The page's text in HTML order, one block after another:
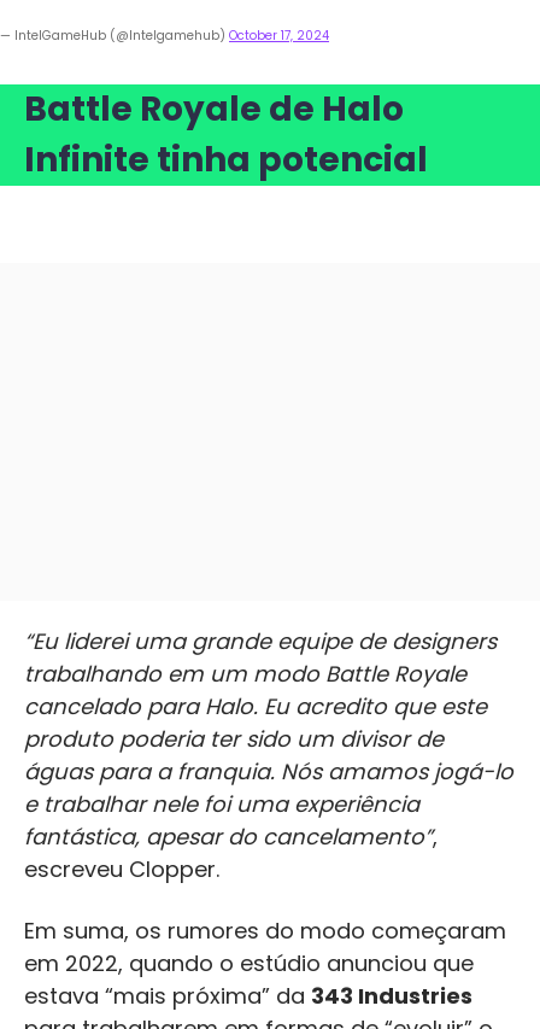
— IntelGameHub (@Intelgamehub) October 17, 2024
Battle Royale de Halo
Infinite tinha potencial
“Eu liderei uma grande equipe de designers
trabalhando em um modo Battle Royale
cancelado para Halo. Eu acredito que este
produto poderia ter sido um divisor de
águas para a franquia. Nós amamos jogá-lo
e trabalhar nele foi uma experiência
fantástica, apesar do cancelamento”,
escreveu Clopper.
Em suma, os rumores do modo começaram
em 2022, quando o estúdio anunciou que
estava “mais próxima” da 343 Industries